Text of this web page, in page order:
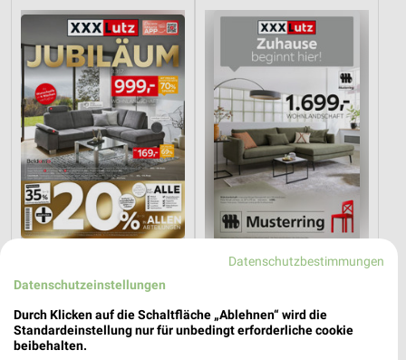
Angebote ab 08.08.
57,2 km
XXXLutz XXXLutz
Datenschutzbestimmungen
Datenschutzeinstellungen
Durch Klicken auf die Schaltfläche „Ablehnen“ wird die
Standardeinstellung nur für unbedingt erforderliche cookie
beibehalten.